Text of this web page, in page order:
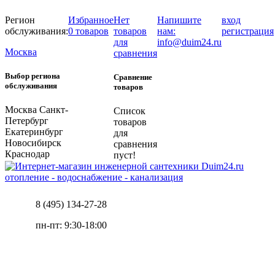
Регион
обслуживания:
Москва
Выбор региона
обслуживания
Москва Санкт-
Петербург
Екатеринбург
Новосибирск
Краснодар
Избранное
0 товаров
Нет
товаров
для
сравнения
Сравнение
товаров
Список
товаров
для
сравнения
пуст!
Напишите
нам:
info@duim24.ru
вход
регистрация
отопление - водоснабжение - канализация
8 (495) 134-27-28
пн-пт: 9:30-18:00